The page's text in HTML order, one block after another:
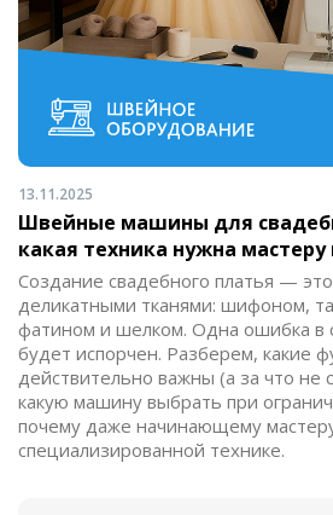
13.11.2025
Швейные машины для
какая техника нужна мастеру
Создание свадебного платья —
деликатными тканями: шифоном,
фатином и шелком. Одна ошибка в
будет испорчен. Разберем, какие
действительно важны (а за что не
какую машину выбрать при
почему даже начинающему
специализированной технике.